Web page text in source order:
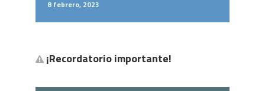
8 febrero, 2023
¡Recordatorio importante!